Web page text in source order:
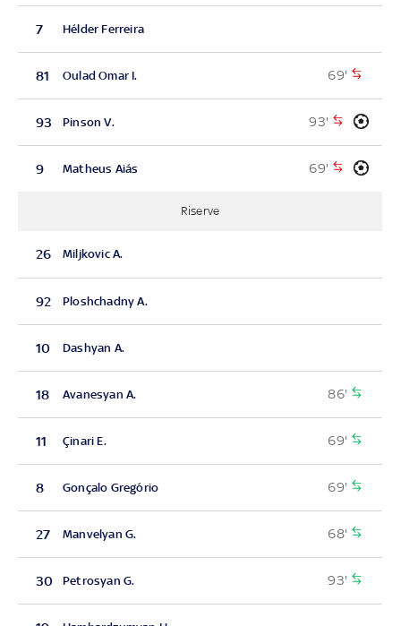
7 Hélder Ferreira
81 Oulad Omar I. 69'
93 Pinson V. 93'
9 Matheus Aiás 69'
Riserve
26 Miljkovic A.
92 Ploshchadny A.
10 Dashyan A.
18 Avanesyan A. 86'
11 Çinari E. 69'
8 Gonçalo Gregório 69'
27 Manvelyan G. 68'
30 Petrosyan G. 93'